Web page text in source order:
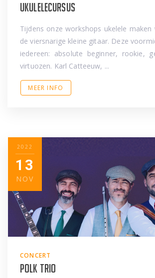
Ukulelecursus
Tijdens onze workshops ukelele
de viersnarige kleine gitaar. Deze
iedereen: absolute beginner, rookie,
virtuozen. Karl Catteeuw, ...
MEER INFO
2022
13
NOV
CONCERT
Polk Trio